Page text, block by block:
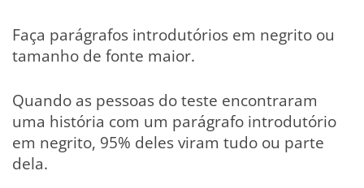
Faça parágrafos introdutórios em negrito ou
tamanho de fonte maior.
Quando as pessoas do teste encontraram
uma história com um parágrafo introdutório
em negrito, 95% deles viram tudo ou parte
dela.